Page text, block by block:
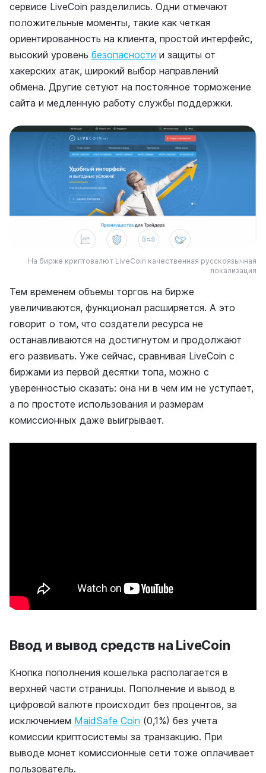
сервисе LiveCoin разделились. Одни отмечают
положительные моменты, такие как четкая
ориентированность на клиента, простой интерфейс,
высокий уровень безопасности и защиты от
хакерских атак, широкий выбор направлений
обмена. Другие сетуют на постоянное торможение
сайта и медленную работу службы поддержки.
На бирже криптовалют LiveCoin качественная русскоязычная
локализация
Тем временем объемы торгов на бирже
увеличиваются, функционал расширяется. А это
говорит о том, что создатели ресурса не
останавливаются на достигнутом и продолжают
его развивать. Уже сейчас, сравнивая LiveCoin с
биржами из первой десятки топа, можно с
уверенностью сказать: она ни в чем им не уступает,
а по простоте использования и размерам
комиссионных даже выигрывает.
Ввод и вывод средств на LiveCoin
Кнопка пополнения кошелька располагается в
верхней части страницы. Пополнение и вывод в
цифровой валюте происходит без процентов, за
исключением MaidSafe Coin (0,1%) без учета
комиссии криптосистемы за транзакцию. При
выводе монет комиссионные сети тоже оплачивает
пользователь.